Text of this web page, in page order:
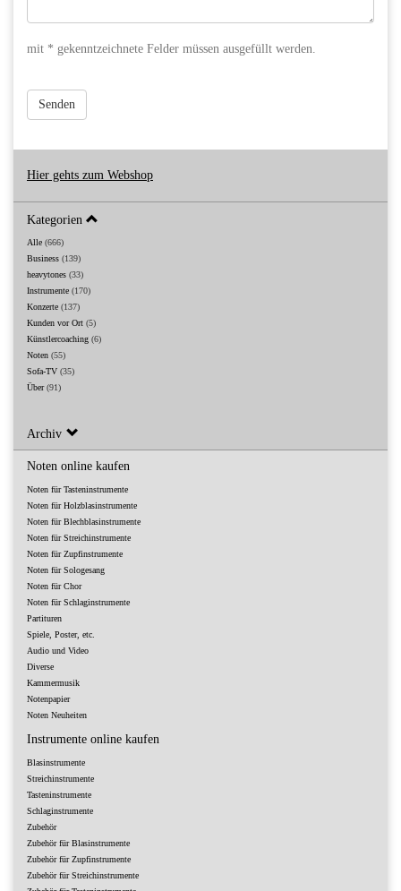
mit * gekenntzeichnete Felder müssen ausgefüllt werden.
Senden
Hier gehts zum Webshop
Kategorien
Alle (666)
Business (139)
heavytones (33)
Instrumente (170)
Konzerte (137)
Kunden vor Ort (5)
Künstlercoaching (6)
Noten (55)
Sofa-TV (35)
Über(91)
Archiv
Noten online kaufen
Noten für Tasteninstrumente
Noten für Holzblasinstrumente
Noten für Blechblasinstrumente
Noten für Streichinstrumente
Noten für Zupfinstrumente
Noten für Sologesang
Noten für Chor
Noten für Schlaginstrumente
Partituren
Spiele, Poster, etc.
Audio und Video
Diverse
Kammermusik
Notenpapier
Noten Neuheiten
Instrumente online kaufen
Blasinstrumente
Streichinstrumente
Tasteninstrumente
Schlaginstrumente
Zubehör
Zubehör für Blasinstrumente
Zubehör für Zupfinstrumente
Zubehör für Streichinstrumente